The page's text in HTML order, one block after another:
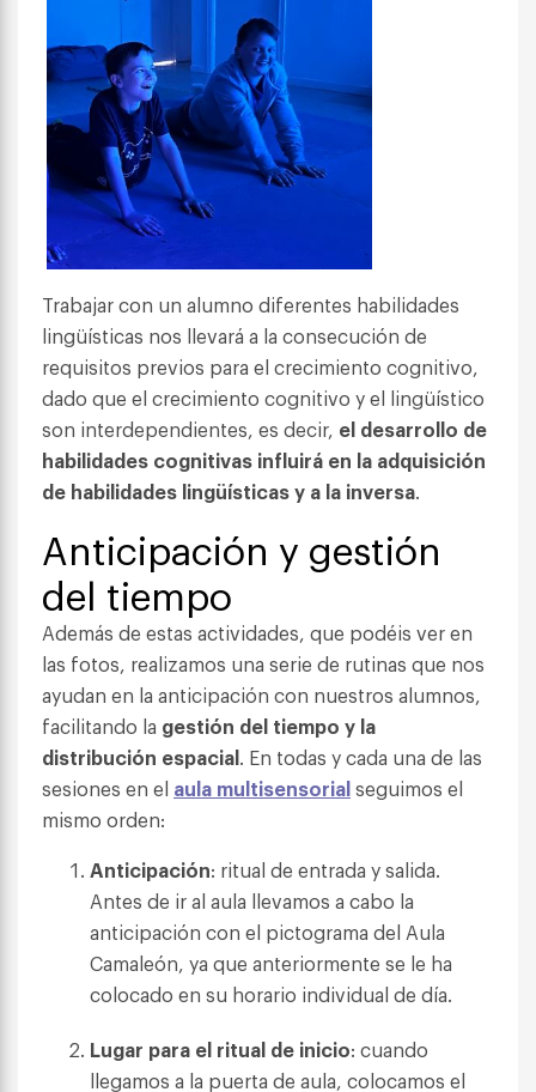
Trabajar con un alumno diferentes habilidades
lingüísticas nos llevará a la consecución de
requisitos previos para el crecimiento cognitivo,
dado que el crecimiento cognitivo y el lingüístico
son interdependientes, es decir, el desarrollo de
habilidades cognitivas influirá en la adquisición
de habilidades lingüísticas y a la inversa.
Anticipación y gestión
del tiempo
Además de estas actividades, que podéis ver en
las fotos, realizamos una serie de rutinas que nos
ayudan en la anticipación con nuestros alumnos,
facilitando la gestión del tiempo y la
distribución espacial. En todas y cada una de las
sesiones en el aula multisensorialseguimos el
mismo orden:
Anticipación: ritual de entrada y salida.
Antes de ir al aula llevamos a cabo la
anticipación con el pictograma del Aula
Camaleón, ya que anteriormente se le ha
colocado en su horario individual de día.
Lugar para el ritual de inicio: cuando
llegamos a la puerta de aula, colocamos el